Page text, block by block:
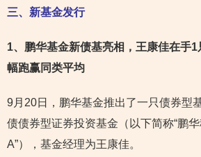
三、新基金发行
1、鹏华基金新债基亮相，王康佳在手
幅跑赢同类平均
9月20日，鹏华基金推出了一只债券型
债债券型证券投资基金（以下简称“鹏
A”），基金经理为王康佳。